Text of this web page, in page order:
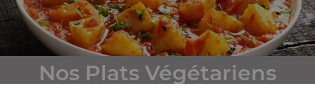
Nos Plats Végétariens